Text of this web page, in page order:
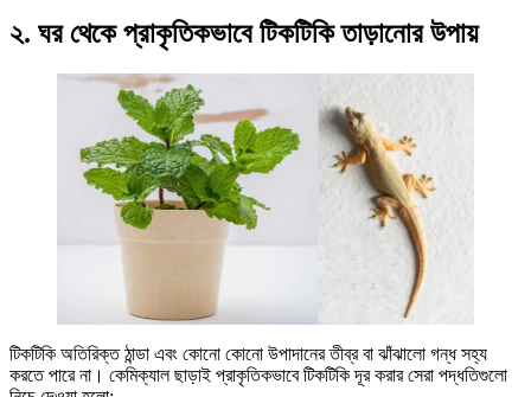
২. ঘর থেকে প্রাকৃতিকভাবে টিকটিকি তাড়ানোর উপায়
টিকটিকি অতিরিক্ত ঠান্ডা এবং কোনো কোনো উপাদানের তীব্র বা ঝাঁঝালো গন্ধ সহ্য
করতে পারে না। কেমিক্যাল ছাড়াই প্রাকৃতিকভাবে টিকটিকি দূর করার সেরা পদ্ধতিগুলো